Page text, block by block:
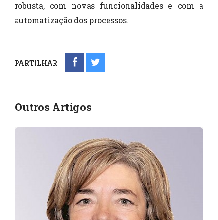
robusta, com novas funcionalidades e com a
automatização dos processos.
PARTILHAR
Outros Artigos